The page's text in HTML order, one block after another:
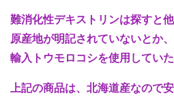
難消化性デキストリンは探すと
原産地が明記されていないとか
輸入トウモロコシを使用していた
上記の商品は、北海道産なので